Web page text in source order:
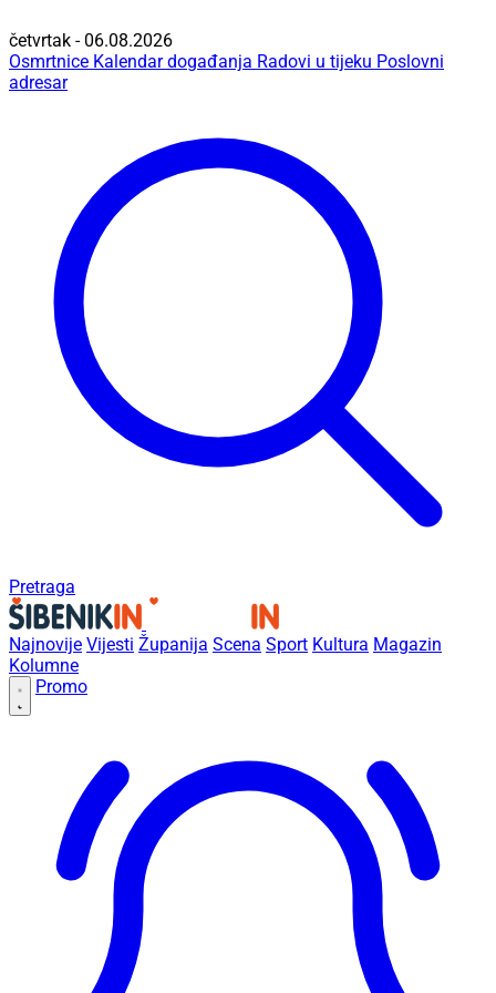
četvrtak - 06.08.2026
Osmrtnice Kalendar događanja Radovi u tijeku Poslovni
adresar
Pretraga
Najnovije Vijesti Županija Scena Sport Kultura Magazin
Kolumne
Promo